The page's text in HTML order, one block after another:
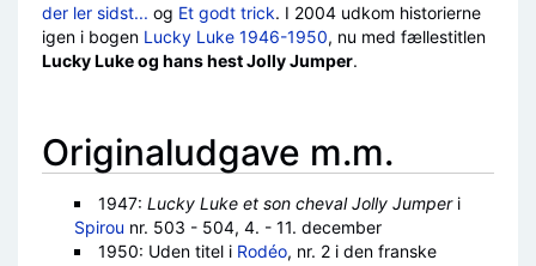
der ler sidst... og Et godt trick. I 2004 udkom historierne
igen i bogen Lucky Luke 1946-1950, nu med fællestitlen
Lucky Luke og hans hest Jolly Jumper.
Originaludgave m.m.
1947: Lucky Luke et son cheval Jolly Jumperi
Spirou nr. 503 - 504, 4. - 11. december
1950: Uden titel i Rodéo, nr. 2 i den franske